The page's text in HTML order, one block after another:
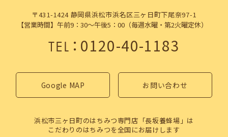
〒431-1424 静岡県浜松市浜名区三ヶ日町下尾奈97-1
【営業時間】午前9：30～午後5：00（毎週水曜・第2火曜定休）
TEL：0120-40-1183
Google MAP お問い合わせ
浜松市三ヶ日町のはちみつ専門店「長坂養蜂場」は
こだわりのはちみつを全国にお届けします